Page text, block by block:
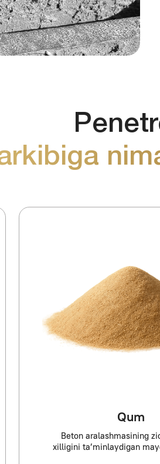
Qum
Beton aralashmasining zichligi va bir
xilligini ta’minlaydigan mayda to‘ldirgich
Penetron